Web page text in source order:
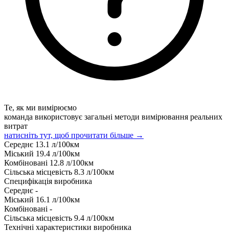
Те, як ми вимірюємо
команда використовує загальні методи вимірювання реальних
витрат
натисніть тут, щоб прочитати більше →
Середнє 13.1 л/100км
Міський 19.4 л/100км
Комбіновані 12.8 л/100км
Сільська місцевість 8.3 л/100км
Специфікація виробника
Середнє -
Міський 16.1 л/100км
Комбіновані -
Сільська місцевість 9.4 л/100км
Технічні характеристики виробника